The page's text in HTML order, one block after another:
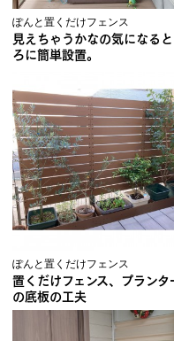
ぽんと置くだけフェンス
見えちゃうかなの気になる
ろに簡単設置。
ぽんと置くだけフェンス
置くだけフェンス、プランタ
の底板の工夫